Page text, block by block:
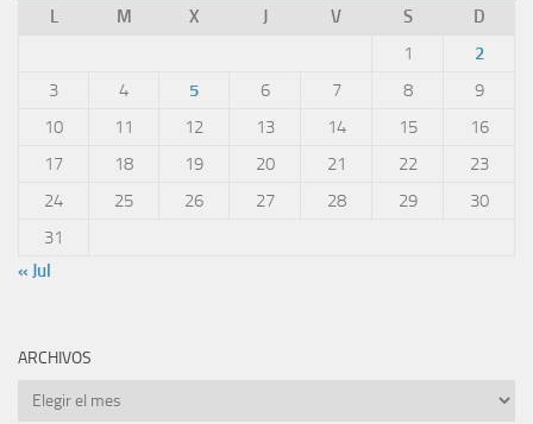
L
M X J V S
D
1
2
3
4 5 6 7 8
9
10
11 12 13 14 15
16
17
18 19 20 21 22
23
24
25 26 27 28 29
30
31
« Jul
ARCHIVOS
Archivos